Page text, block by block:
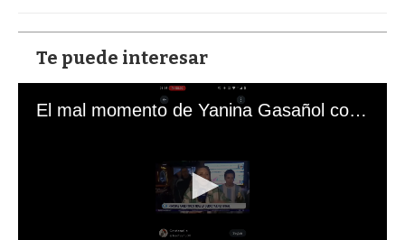
Te puede interesar
El mal momento de Yanina Gasañol con un hincha argentino en "Subrayado"